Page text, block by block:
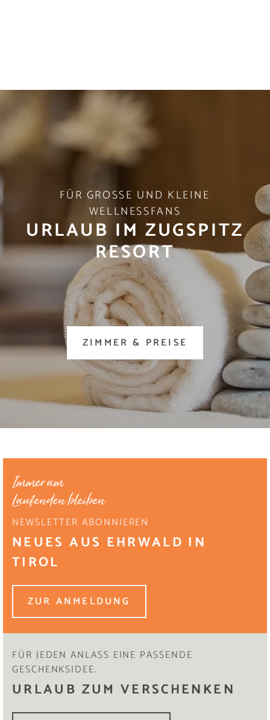
FÜR GROSSE UND KLEINE W
ELLNESSFANS
URLAUB IM ZUGSPITZ
RESORT
ZIMMER & PREISE
Immer am
Laufenden bleiben
NEWSLETTER ABONNIEREN
NEUES AUS EHRWALD IN
TIROL
ZUR ANMELDUNG
FÜR JEDEN ANLASS EINE PASSENDE
GESCHENKSIDEE.
URLAUB ZUM VERSCHENKEN